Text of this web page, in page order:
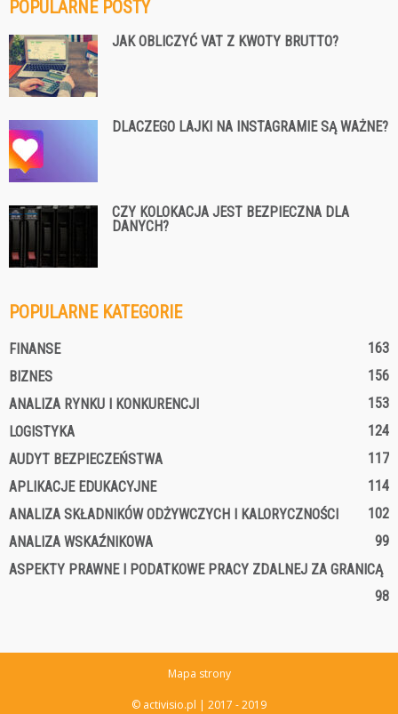
POPULARNE POSTY
JAK OBLICZYĆ VAT Z KWOTY BRUTTO?
DLACZEGO LAJKI NA INSTAGRAMIE SĄ WAŻNE?
CZY KOLOKACJA JEST BEZPIECZNA DLA
DANYCH?
POPULARNE KATEGORIE
FINANSE
163
BIZNES
156
ANALIZA RYNKU I KONKURENCJI
153
LOGISTYKA
124
AUDYT BEZPIECZEŃSTWA
117
APLIKACJE EDUKACYJNE
114
ANALIZA SKŁADNIKÓW ODŻYWCZYCH I KALORYCZNOŚCI
102
ANALIZA WSKAŹNIKOWA
99
ASPEKTY PRAWNE I PODATKOWE PRACY ZDALNEJ ZA GRANICĄ
98
Mapa strony
© activisio.pl | 2017 - 2019